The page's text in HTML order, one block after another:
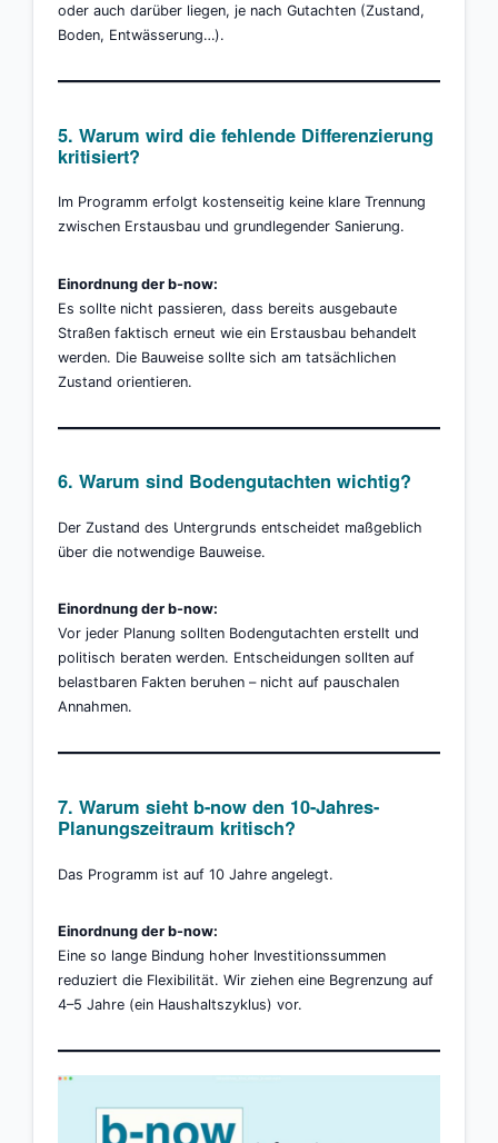
oder auch darüber liegen, je nach Gutachten (Zustand,
Boden, Entwässerung…).
5. Warum wird die fehlende Differenzierung
kritisiert?
Im Programm erfolgt kostenseitig keine klare Trennung
zwischen Erstausbau und grundlegender Sanierung.
Einordnung der b-now:
Es sollte nicht passieren, dass bereits ausgebaute
Straßen faktisch erneut wie ein Erstausbau behandelt
werden. Die Bauweise sollte sich am tatsächlichen
Zustand orientieren.
6. Warum sind Bodengutachten wichtig?
Der Zustand des Untergrunds entscheidet maßgeblich
über die notwendige Bauweise.
Einordnung der b-now:
Vor jeder Planung sollten Bodengutachten erstellt und
politisch beraten werden. Entscheidungen sollten auf
belastbaren Fakten beruhen – nicht auf pauschalen
Annahmen.
7. Warum sieht b-now den 10-Jahres-
Planungszeitraum kritisch?
Das Programm ist auf 10 Jahre angelegt.
Einordnung der b-now:
Eine so lange Bindung hoher Investitionssummen
reduziert die Flexibilität. Wir ziehen eine Begrenzung auf
4–5 Jahre (ein Haushaltszyklus) vor.